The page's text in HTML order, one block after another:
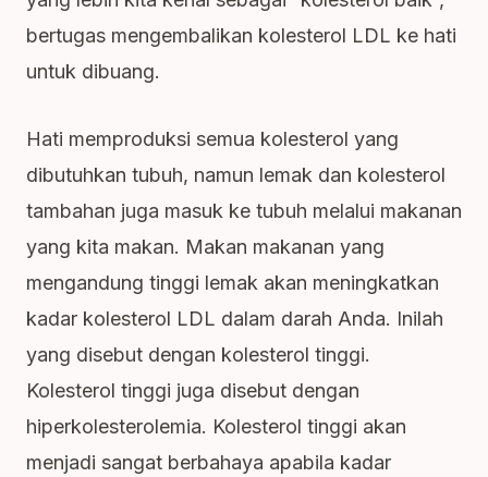
bertugas mengembalikan kolesterol LDL ke hati
untuk dibuang.
Hati memproduksi semua kolesterol yang
dibutuhkan tubuh, namun lemak dan kolesterol
tambahan juga masuk ke tubuh melalui makanan
yang kita makan. Makan makanan yang
mengandung tinggi lemak akan meningkatkan
kadar kolesterol LDL dalam darah Anda. Inilah
yang disebut dengan kolesterol tinggi.
Kolesterol tinggi juga disebut dengan
hiperkolesterolemia. Kolesterol tinggi akan
menjadi sangat berbahaya apabila kadar